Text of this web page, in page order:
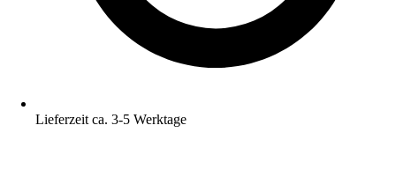
Lieferzeit ca. 3-5 Werktage